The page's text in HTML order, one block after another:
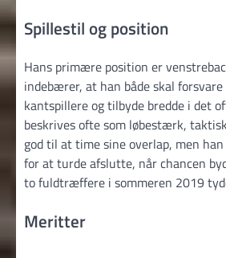
Spillestil og position
Hans primære position er
indebærer, at han både skal
kantspillere og tilbyde bredde i det
beskrives ofte som løbestærk,
god til at time sine overlap, men
for at turde afslutte, når chancen
to fuldtræffere i sommeren 2019
Meritter